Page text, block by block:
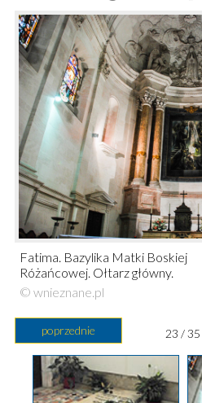
Fatima. Bazylika Matki Boskiej
Różańcowej. Ołtarz główny.
© wnieznane.pl
poprzednie 23 / 35